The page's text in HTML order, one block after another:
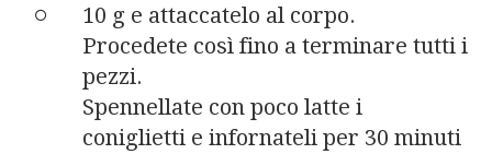
10 g e attaccatelo al corpo.
Procedete così fino a terminare tutti i
pezzi.
Spennellate con poco latte i
coniglietti e infornateli per 30 minuti